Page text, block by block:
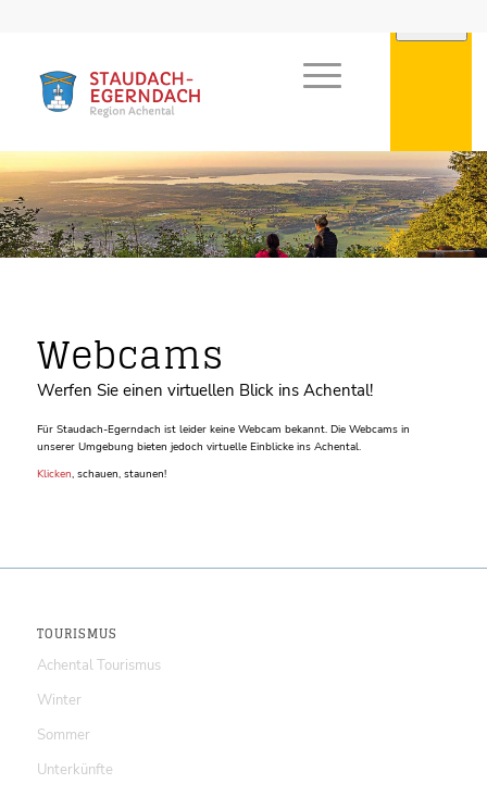
Webcams
Werfen Sie einen virtuellen Blick ins Achental!
Für Staudach-Egerndach ist leider keine Webcam bekannt. Die Webcams in
unserer Umgebung bieten jedoch virtuelle Einblicke ins Achental.
Klicken, schauen, staunen!
TOURISMUS
Achental Tourismus
Winter
Sommer
Unterkünfte